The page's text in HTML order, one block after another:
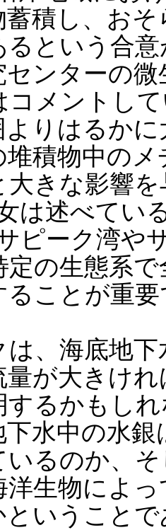
積し、お
るという合
センターの
コメントし
りはるか
堆積物中の
大きな影響
は述べてい
ピーク湾や
定の生態系
ることが重
、海底地下
量が大きけ
するかもし
下水中の水
いるのか、
洋生物によ
いうことで